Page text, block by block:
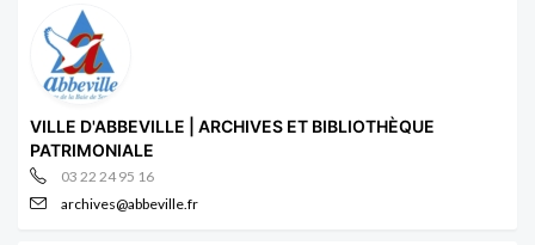
VILLE D'ABBEVILLE | ARCHIVES ET BIBLIOTHÈQUE
PATRIMONIALE
03 22 24 95 16
archives@abbeville.fr